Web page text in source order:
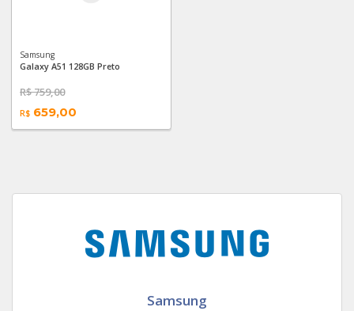
Galaxy S6 Flat
Galaxy S8 Plus 6GB
Samsung
Galaxy A51 128GB Preto
R$759,00
R$ 659,00
Samsung